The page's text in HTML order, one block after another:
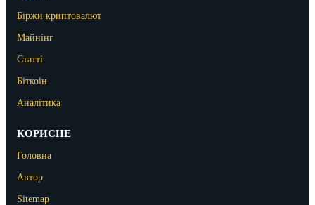
Біржи криптовалют
Майнінг
Статті
Біткоін
Аналітика
КОРИСНЕ
Головна
Автор
Sitemap